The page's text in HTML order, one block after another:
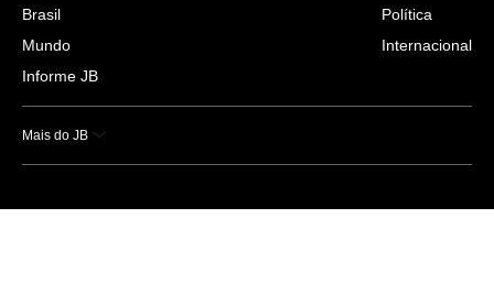
Brasil
Mundo
Informe JB
Política
Internacional
Mais do JB
Esportes